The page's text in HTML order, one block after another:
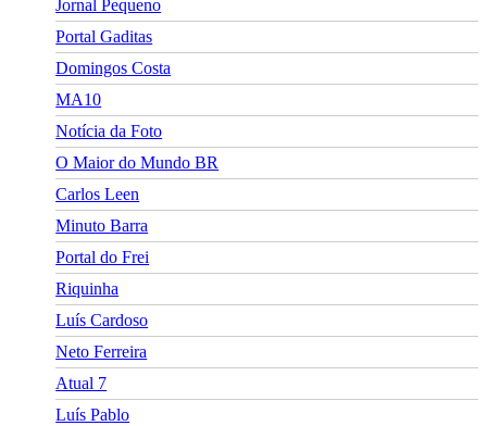
Jornal Pequeno
Portal Gaditas
Domingos Costa
MA10
Notícia da Foto
O Maior do Mundo BR
Carlos Leen
Minuto Barra
Portal do Frei
Riquinha
Luís Cardoso
Neto Ferreira
Atual 7
Luís Pablo